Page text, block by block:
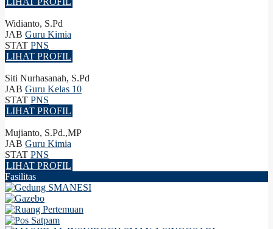
Widianto, S.Pd
JAB Guru Kimia
STAT PNS
LIHAT PROFIL
Siti Nurhasanah, S.Pd
JAB Guru Kelas 10
STAT PNS
LIHAT PROFIL
Mujianto, S.Pd.,MP
JAB Guru Kimia
STAT PNS
LIHAT PROFIL
Fasilitas